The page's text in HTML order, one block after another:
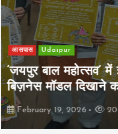
खेल Udaipur
पिम्स मेवाड़ कप
रियल स्टेट्स ने
February 19, 2026